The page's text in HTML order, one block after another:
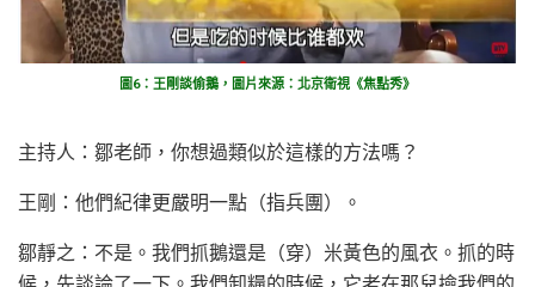
圖6：王剛談偷鵝，圖片來源：北京衛視《焦點秀》
主持人：鄒老師，你想過類似於這樣的方法嗎？
王剛：他們紀律更嚴明一點（指兵團）。
鄒靜之：不是。我們抓鵝還是（穿）米黃色的風衣。抓的時